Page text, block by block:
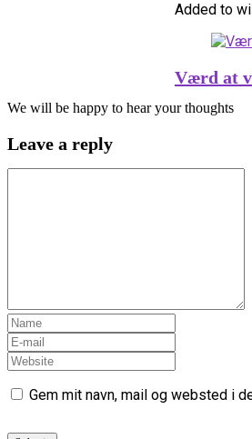
Added to
Værd at
We will be happy to hear your thoughts
Leave a reply
Gem mit navn, mail og websted i